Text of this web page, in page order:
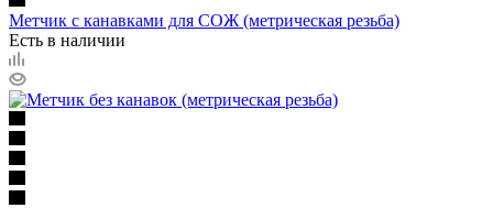
Метчик с канавками для СОЖ (метрическая резьба)
Есть в наличии